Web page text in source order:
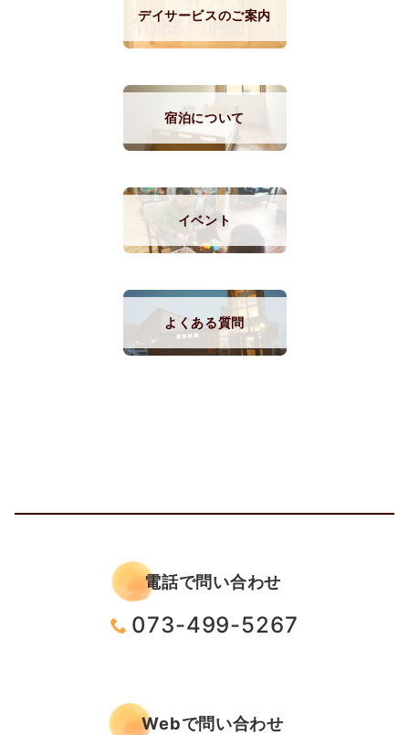
デイサービスのご案内
宿泊について
イベント
よくある質問
電話で問い合わせ
073-499-5267
Webで問い合わせ